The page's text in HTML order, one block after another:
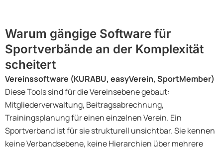
Warum gängige Software für
Sportverbände an der Komplexität
scheitert
Vereinssoftware (KURABU, easyVerein, SportMember)
Diese Tools sind für die Vereinsebene gebaut:
Mitgliederverwaltung, Beitragsabrechnung,
Trainingsplanung für einen einzelnen Verein. Ein
Sportverband ist für sie strukturell unsichtbar. Sie kennen
keine Verbandsebene, keine Hierarchien über mehrere